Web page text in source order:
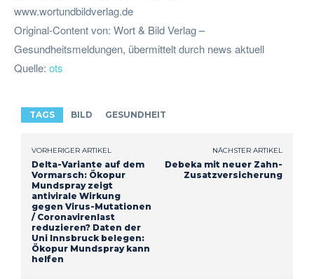
www.wortundbildverlag.de
Original-Content von: Wort & Bild Verlag –
Gesundheitsmeldungen, übermittelt durch news aktuell
Quelle: ots
TAGS BILD GESUNDHEIT
VORHERIGER ARTIKEL
Delta-Variante auf dem
Vormarsch: Ökopur
Mundspray zeigt
antivirale Wirkung
gegen Virus-Mutationen
/ Coronavirenlast
reduzieren? Daten der
Uni Innsbruck belegen:
Ökopur Mundspray kann
helfen
NÄCHSTER ARTIKEL
Debeka mit neuer Zahn-
Zusatzversicherung